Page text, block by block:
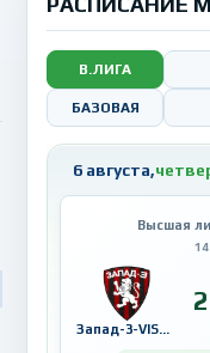
В.ЛИГА
БАЗОВАЯ
6 августа,
Высшая
Запад-3-VISAHOT